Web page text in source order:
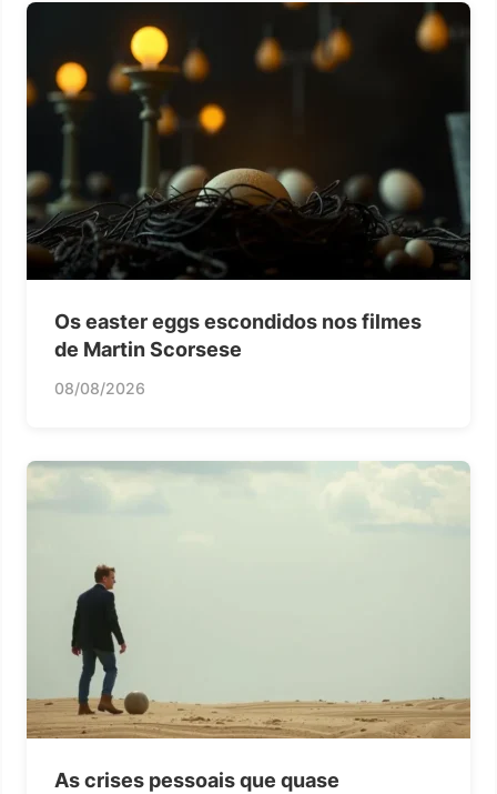
Os easter eggs escondidos nos filmes
de Martin Scorsese
08/08/2026
As crises pessoais que quase